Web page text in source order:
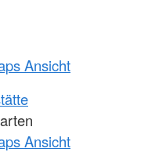
Ansicht
Ansicht